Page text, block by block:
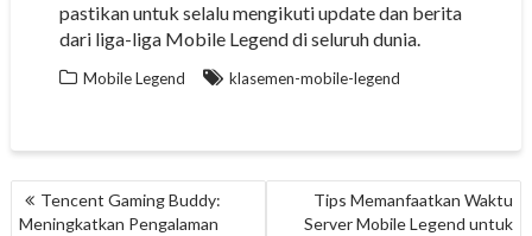
pastikan untuk selalu mengikuti update dan berita
dari liga-liga Mobile Legend di seluruh dunia.
Mobile Legend klasemen-mobile-legend
POST
NAVIGATION
Tencent Gaming Buddy:
Meningkatkan Pengalaman
Tips Memanfaatkan Waktu
Server Mobile Legend untuk